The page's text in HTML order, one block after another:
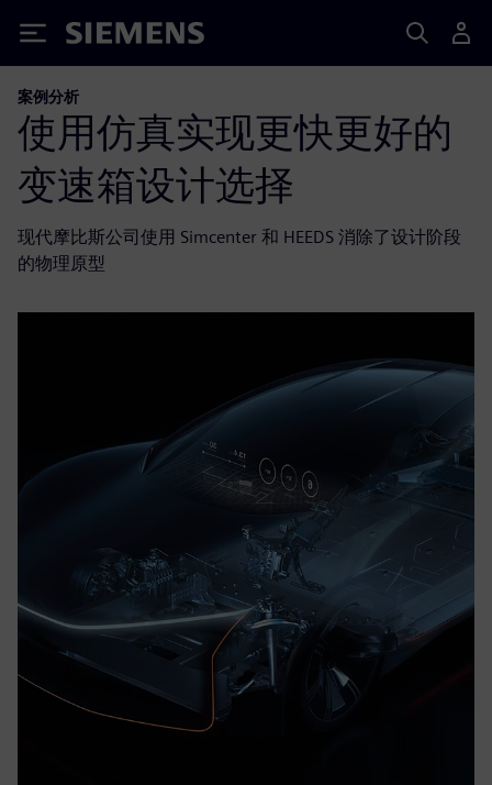
Siemens
案例分析
使用仿真实现更快更好的
变速箱设计选择
现代摩比斯公司使用 Simcenter 和 HEEDS 消除了设计阶段
的物理原型